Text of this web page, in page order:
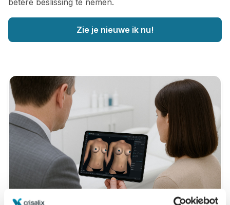
betere beslissing te nemen.
Zie je nieuwe ik nu!